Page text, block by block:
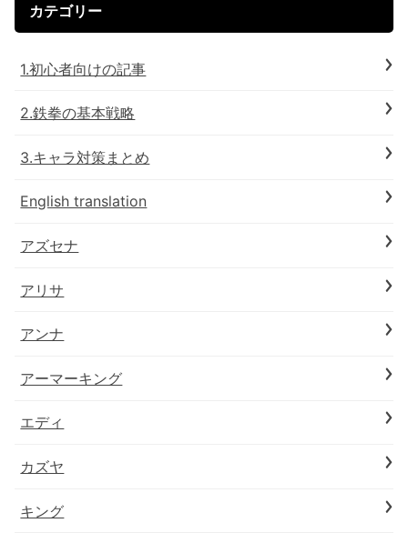
カテゴリー
1.初心者向けの記事
2.鉄拳の基本戦略
3.キャラ対策まとめ
English translation
アズセナ
アリサ
アンナ
アーマーキング
エディ
カズヤ
キング